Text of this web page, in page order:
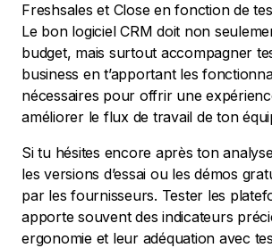
Freshsales et Close en fonction de
Le bon logiciel CRM doit non
budget, mais surtout accompagner
business en t’apportant les
nécessaires pour offrir une
améliorer le flux de travail de ton
Si tu hésites encore après ton
les versions d’essai ou les démos
par les fournisseurs. Tester les
apporte souvent des indicateurs
ergonomie et leur adéquation avec